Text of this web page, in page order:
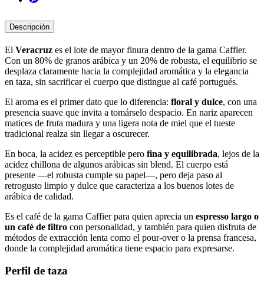
Descripción
El Veracruz es el lote de mayor finura dentro de la gama Caffier.
Con un 80% de granos arábica y un 20% de robusta, el equilibrio se
desplaza claramente hacia la complejidad aromática y la elegancia
en taza, sin sacrificar el cuerpo que distingue al café portugués.
El aroma es el primer dato que lo diferencia: floral y dulce, con una
presencia suave que invita a tomárselo despacio. En nariz aparecen
matices de fruta madura y una ligera nota de miel que el tueste
tradicional realza sin llegar a oscurecer.
En boca, la acidez es perceptible pero fina y equilibrada, lejos de la
acidez chillona de algunos arábicas sin blend. El cuerpo está
presente —el robusta cumple su papel—, pero deja paso al
retrogusto limpio y dulce que caracteriza a los buenos lotes de
arábica de calidad.
Es el café de la gama Caffier para quien aprecia un espresso largo o
un café de filtro con personalidad, y también para quien disfruta de
métodos de extracción lenta como el pour-over o la prensa francesa,
donde la complejidad aromática tiene espacio para expresarse.
Perfil de taza